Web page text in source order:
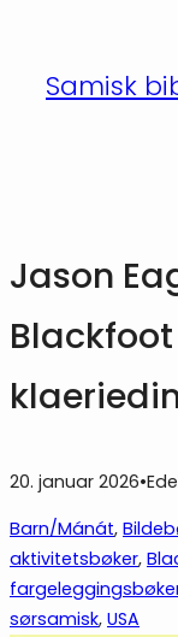
innholdSamisk
Jason
20. januar 2026•
Barn/Mánát,
aktivitetsbøker,
sørsamisk, USA